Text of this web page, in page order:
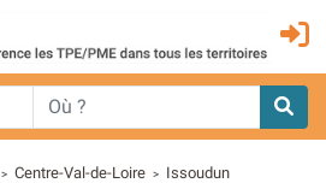
> Centre-Val-de-Loire > Issoudun